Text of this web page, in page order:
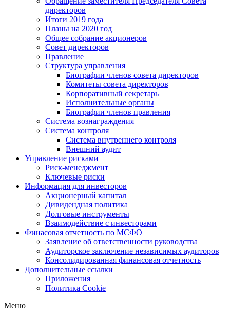
директоров
Итоги 2019 года
Планы на 2020 год
Общее собрание акционеров
Совет директоров
Правление
Структура управления
Биографии членов совета директоров
Комитеты совета директоров
Корпоративный секретарь
Исполнительные органы
Биографии членов правления
Система вознаграждения
Система контроля
Система внутреннего контроля
Внешний аудит
Управление рисками
Риск-менеджмент
Ключевые риски
Информация для инвесторов
Акционерный капитал
Дивидендная политика
Долговые инструменты
Взаимодействие с инвеcторами
Финасовая отчетность по МСФО
Заявление об ответственности руководства
Аудиторское заключение независимых аудиторов
Консолидированная финансовая отчетность
Дополнительные ссылки
Приложения
Политика Cookie
Меню